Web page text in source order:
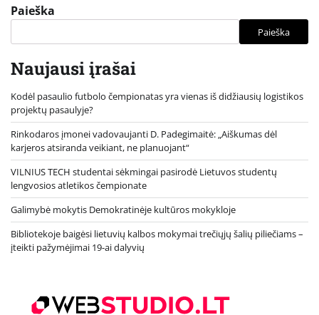
Paieška
Paieška
Naujausi įrašai
Kodėl pasaulio futbolo čempionatas yra vienas iš didžiausių logistikos
projektų pasaulyje?
Rinkodaros įmonei vadovaujanti D. Padegimaitė: „Aiškumas dėl
karjeros atsiranda veikiant, ne planuojant“
VILNIUS TECH studentai sėkmingai pasirodė Lietuvos studentų
lengvosios atletikos čempionate
Galimybė mokytis Demokratinėje kultūros mokykloje
Bibliotekoje baigėsi lietuvių kalbos mokymai trečiųjų šalių piliečiams –
įteikti pažymėjimai 19-ai dalyvių